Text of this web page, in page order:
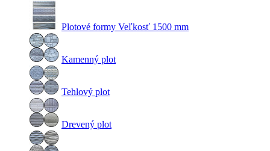
Plotové formy Veľkosť 1500 mm
Kamenný plot
Tehlový plot
Drevený plot